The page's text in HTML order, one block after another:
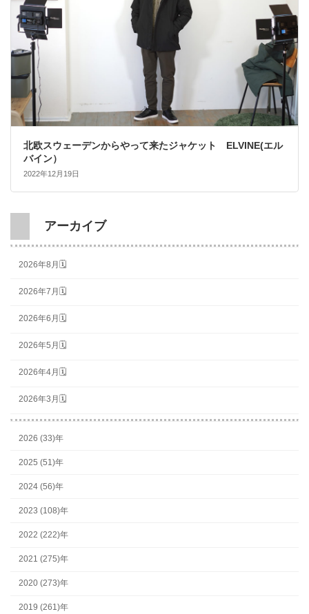
北欧スウェーデンからやって来たジャケット ELVINE(エル
バイン）
2022年12月19日
アーカイブ
2026年8月🗓
2026年7月🗓
2026年6月🗓
2026年5月🗓
2026年4月🗓
2026年3月🗓
2026 (33)年
2025 (51)年
2024 (56)年
2023 (108)年
2022 (222)年
2021 (275)年
2020 (273)年
2019 (261)年